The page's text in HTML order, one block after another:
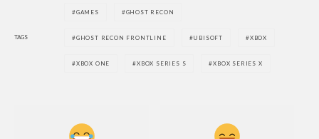
TAGS
GAMES GHOST RECON
GHOST RECON FRONTLINE UBISOFT XBOX
XBOX ONE XBOX SERIES S XBOX SERIES X